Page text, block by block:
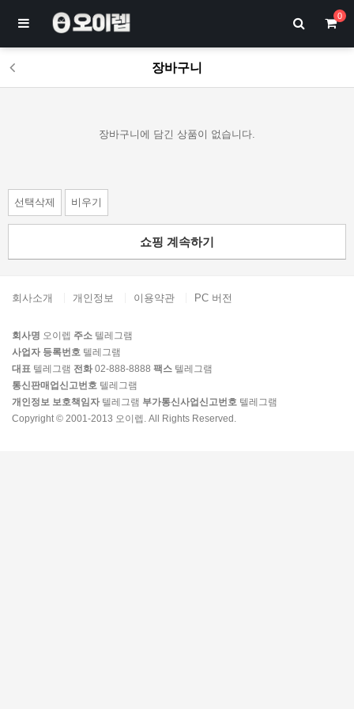
0
장바구니
장바구니에 담긴 상품이 없습니다.
선택삭제 비우기
쇼핑 계속하기
회사소개 개인정보 이용약관 PC 버전
회사명 오이렙 주소 텔레그램
사업자 등록번호 텔레그램
대표 텔레그램 전화 02-888-8888 팩스 텔레그램
통신판매업신고번호 텔레그램
개인정보 보호책임자 텔레그램 부가통신사업신고번호 텔레그램
Copyright © 2001-2013 오이렙. All Rights Reserved.